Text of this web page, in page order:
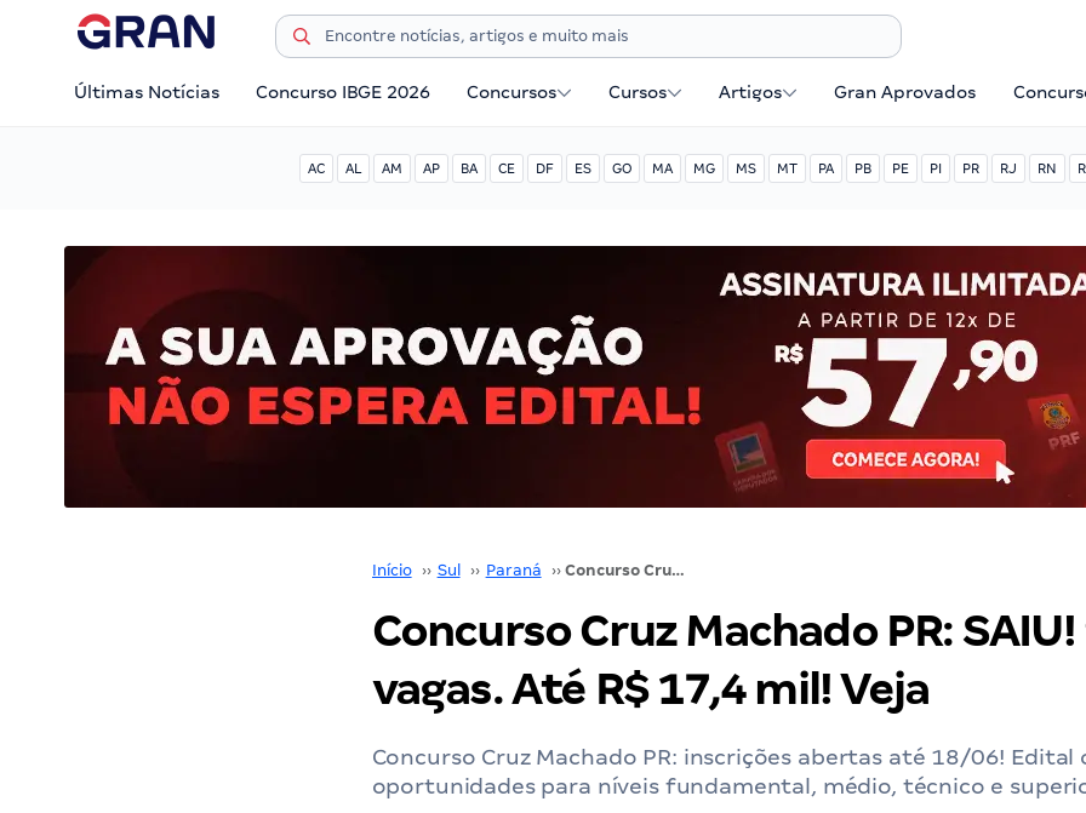
Últimas Notícias Concurso IBGE 2026 Concursos Cursos Artigos Gran Aprovados
AC AL AM AP BA CE DF ES GO MA MG MS MT PA PB PE PI PR RJ RN
Início ›› Sul ›› Paraná ›› Concurso Cruz Machado PR: SAIU! 95 vagas. Até R$ 17,4 mil! Veja
Concurso Cruz Machado PR: SAIU!
vagas. Até R$ 17,4 mil! Veja
Concurso Cruz Machado PR: inscrições abertas até 18/06!
oportunidades para níveis fundamental, médio, técnico e